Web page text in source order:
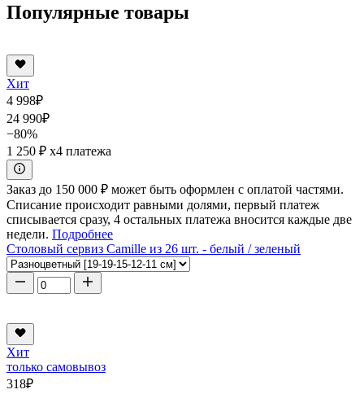
Популярные товары
Хит
4 998₽
24 990₽
−80%
1 250 ₽ x4 платежа
Заказ до 150 000 ₽ может быть оформлен с оплатой частями.
Списание происходит равными долями, первый платеж
списывается сразу, 4 остальных платежа вносится каждые две
недели. Подробнее
Столовый сервиз Camille из 26 шт. - белый / зеленый
Хит
только самовывоз
318₽